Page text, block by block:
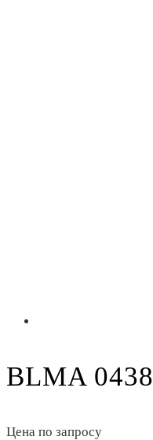
BLMA 0438
Цена по запросу